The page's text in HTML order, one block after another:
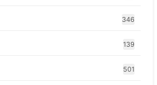
346
139
501